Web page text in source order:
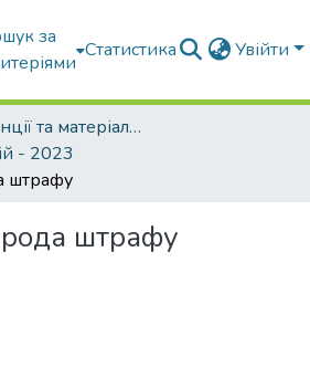
за
Статистика Увійти
Конференції та матеріали конференцій
- 2023
штрафу
штрафу